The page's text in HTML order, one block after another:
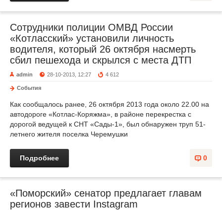
Сотрудники полиции ОМВД России
«Котласский» установили личность
водителя, который 26 октября насмерть
сбил пешехода и скрылся с места ДТП
admin 28-10-2013, 12:27 4 612
События
Как сообщалось ранее, 26 октября 2013 года около 22.00 на
автодороге «Котлас-Коряжма», в районе перекрестка с
дорогой ведущей к СНТ «Сады-1», был обнаружен труп 51-
летнего жителя поселка Черемушки
0
Подробнее
«Поморский» сенатор предлагает главам
регионов завести Instagram